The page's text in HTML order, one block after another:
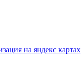
на яндекс картах